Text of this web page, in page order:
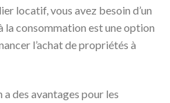
locatif, vous avez besoin d’un
la consommation est une option
l’achat de propriétés à
des avantages pour les